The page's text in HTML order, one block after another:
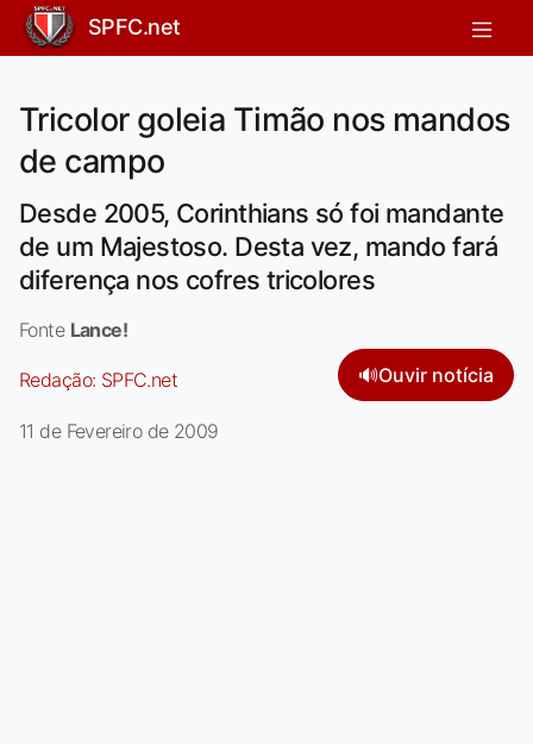
SPFC.net
Tricolor goleia Timão nos mandos
de campo
Desde 2005, Corinthians só foi mandante
de um Majestoso. Desta vez, mando fará
diferença nos cofres tricolores
Fonte Lance!
Redação: SPFC.net 🔊Ouvir notícia
11 de Fevereiro de 2009